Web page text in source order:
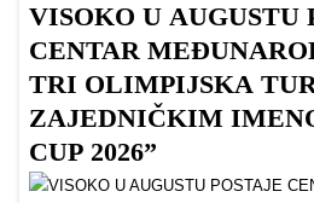
VISOKO U AUGUSTU
CENTAR
TRI OLIMPIJSKA
ZAJEDNIČKIM
CUP 2026”